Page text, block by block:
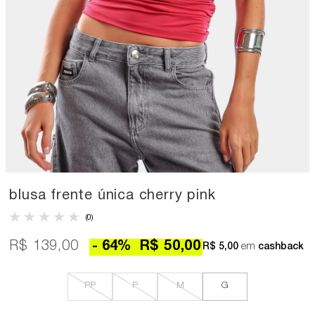
blusa frente única cherry pink
(0)
R$ 139,00 R$ 50,00
64% R$ 5,00 em cashback
PP P M G